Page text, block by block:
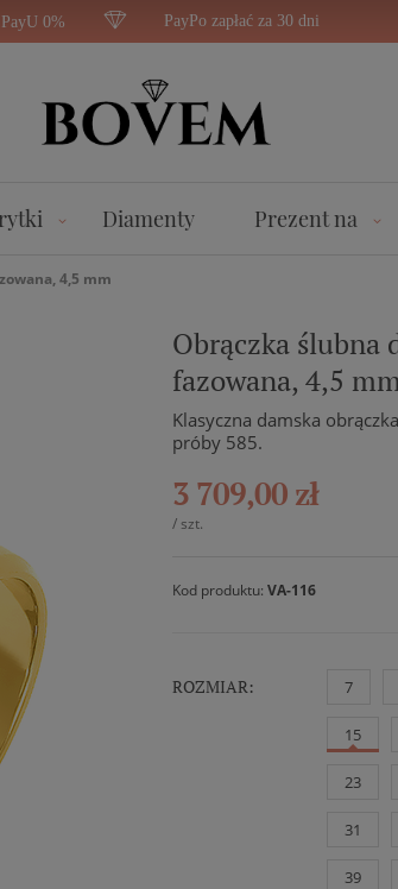
0% PayPo zapłać za 30 dni
Diamenty Prezent na
4,5 mm
Obrączka ślubna
fazowana, 4,5
Klasyczna damska
próby 585.
3 709,00 zł
/ szt.
Kod produktu: VA-116
ROZMIAR: 7
15
23
31
39